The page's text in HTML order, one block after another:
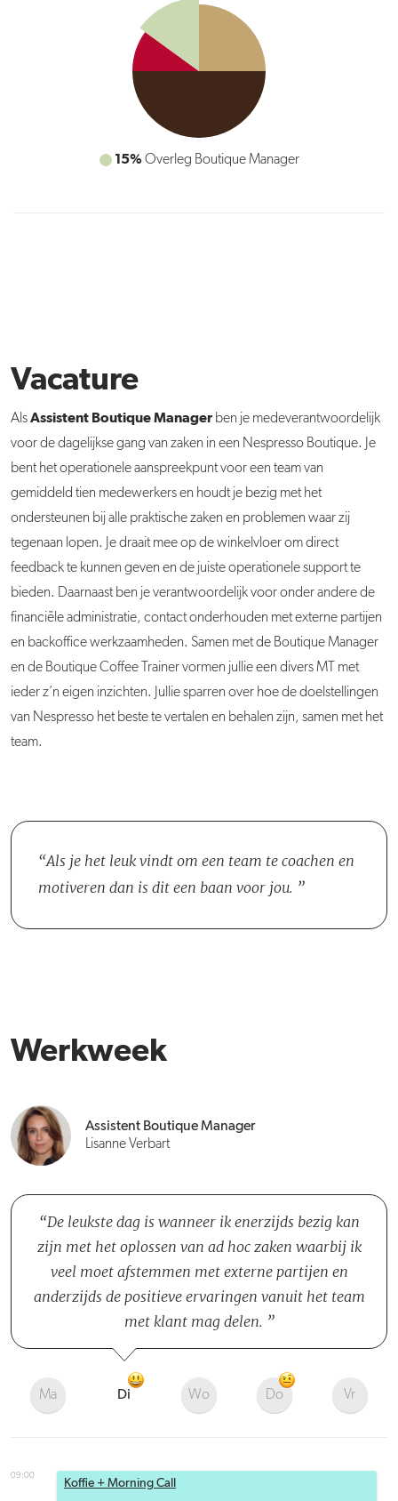
15% Overleg Boutique Manager
Vacature
AlsAssistent Boutique Managerben je medeverantwoordelijk
voor de dagelijkse gang van zaken in een Nespresso Boutique. Je
bent het operationele aanspreekpunt voor een team van
gemiddeld tien medewerkers en houdt je bezig met het
ondersteunen bij alle praktische zaken en problemen waar zij
tegenaan lopen. Je draait mee op de winkelvloer om direct
feedback te kunnen geven en de juiste operationele support te
bieden. Daarnaast ben je verantwoordelijk voor onder andere de
financiële administratie, contact onderhouden met externe partijen
en backoffice werkzaamheden. Samen met de Boutique Manager
en de Boutique Coffee Trainer vormen jullie een divers MT met
ieder z’n eigen inzichten. Jullie sparren over hoe de doelstellingen
van Nespresso het beste te vertalen en behalen zijn, samen met het
team.
Als je het leuk vindt om een team te coachen en
motiveren dan is dit een baan voor jou.
Werkweek
Assistent Boutique Manager
Lisanne Verbart
De leukste dag is wanneer ik enerzijds bezig kan
zijn met het oplossen van ad hoc zaken waarbij ik
veel moet afstemmen met externe partijen en
anderzijds de positieve ervaringen vanuit het team
met klant mag delen.
Ma Di Wo Do Vr
09:00
Koffie + Morning Call